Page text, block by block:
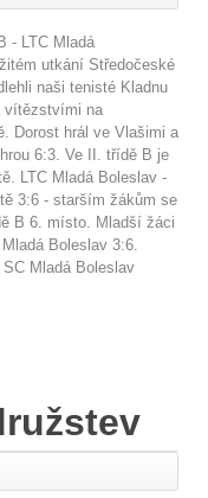
- LTC Mladá
utkání Středočeské
naši tenisté Kladnu
vítězstvími na
Dorost hrál ve Vlašimi a
6:3. Ve II. třídě B je
LTC Mladá Boleslav -
3:6 - starším žákům se
B 6. místo. Mladší žáci
Boleslav 3:6.
Mladá Boleslav